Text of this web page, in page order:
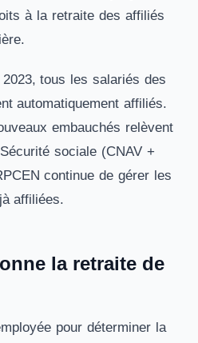
à la retraite des affiliés
tous les salariés des
automatiquement affiliés.
embauchés relèvent
sociale (CNAV +
continue de gérer les
affiliées.
la retraite de
pour déterminer la